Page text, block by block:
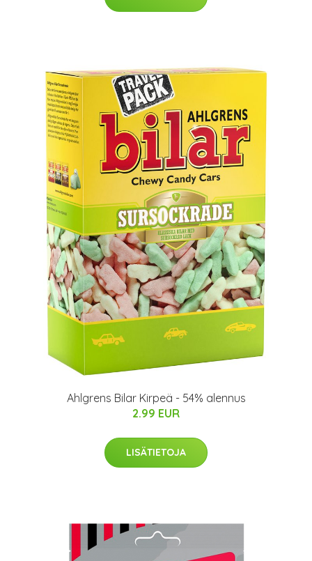
Ahlgrens Bilar Kirpeä - 54% alennus
2.99 EUR
LISÄTIETOJA